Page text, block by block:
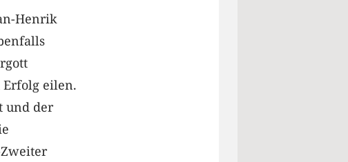
Henrik
Erfolg eilen.
und der